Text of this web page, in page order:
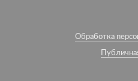
Обработка